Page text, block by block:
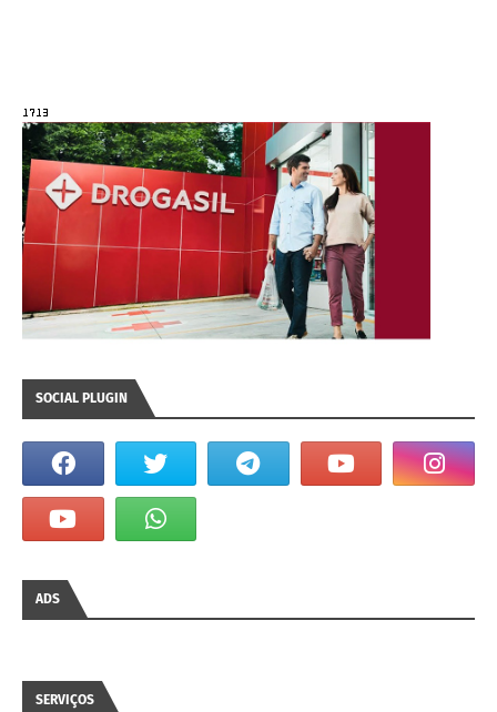
SOCIAL PLUGIN
ADS
SERVIÇOS